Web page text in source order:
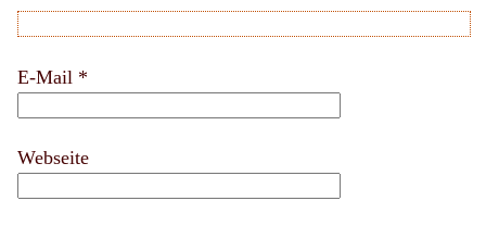
E-Mail *
Webseite